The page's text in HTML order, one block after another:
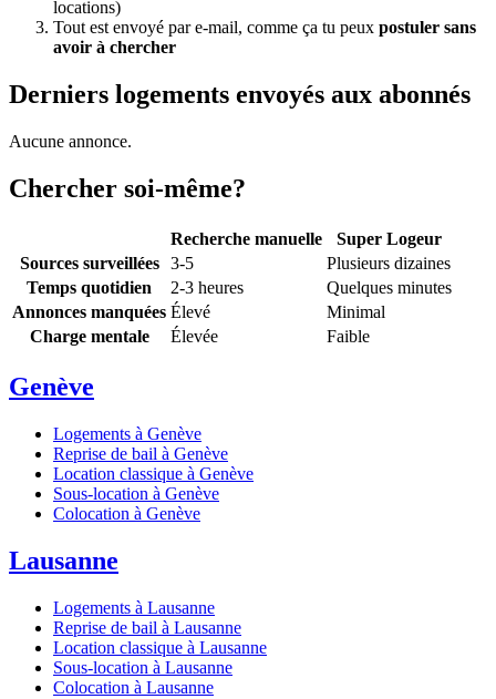
locations)
Tout est envoyé par e-mail, comme ça tu peux postuler sans
avoir à chercher
Derniers logements envoyés aux abonnés
Aucune annonce.
Chercher soi-même?
Recherche manuelle
Super Logeur
Sources surveillées
3-5
Plusieurs dizaines
Temps quotidien
2-3 heures
Quelques minutes
Annonces manquées Élevé
Minimal
Charge mentale
Élevée Faible
Genève
Logements à Genève
Reprise de bail à Genève
Location classique à Genève
Sous-location à Genève
Colocation à Genève
Lausanne
Logements à Lausanne
Reprise de bail à Lausanne
Location classique à Lausanne
Sous-location à Lausanne
Colocation à Lausanne